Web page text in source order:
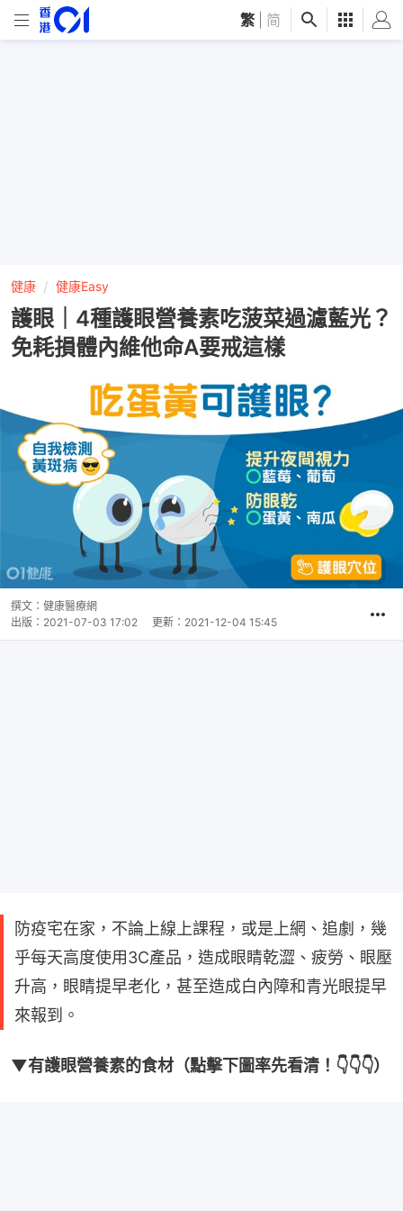
繁 简
健康 健康Easy
護眼｜4種護眼營養素吃菠菜過濾藍光？
免耗損體內維他命A要戒這樣
撰文： 健康醫療網
出版： 2021-07-03 17:02 更新： 2021-12-04 15:45
防疫宅在家，不論上線上課程，或是上網、追劇，幾
乎每天高度使用3C產品，造成眼睛乾澀、疲勞、眼壓
升高，眼睛提早老化，甚至造成白內障和青光眼提早
來報到。
▼有護眼營養素的食材（點擊下圖率先看清！👇👇👇）